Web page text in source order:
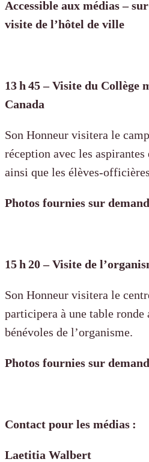
Accessible aux médias –
visite de l’hôtel de ville
13 h 45 – Visite du
Canada
Son Honneur visitera le
réception avec les
ainsi que les élèves-
Photos fournies sur
15 h 20 – Visite de
Son Honneur visitera le
participera à une table ronde
bénévoles de l’organisme.
Photos fournies sur
Contact pour les médias :
Laetitia Walbert